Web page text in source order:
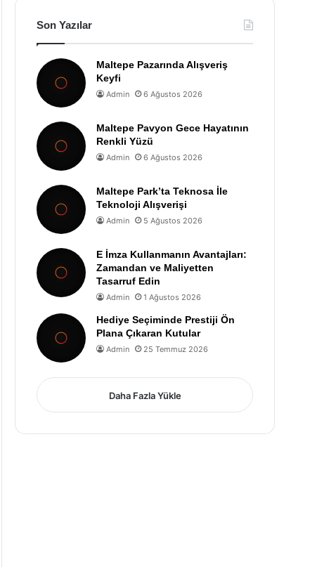
Son Yazılar
Maltepe Pazarında Alışveriş
Keyfi
Admin 6 Ağustos 2026
Maltepe Pavyon Gece Hayatının
Renkli Yüzü
Admin 6 Ağustos 2026
Maltepe Park’ta Teknosa İle
Teknoloji Alışverişi
Admin 5 Ağustos 2026
E İmza Kullanmanın Avantajları:
Zamandan ve Maliyetten
Tasarruf Edin
Admin 1 Ağustos 2026
Hediye Seçiminde Prestiji Ön
Plana Çıkaran Kutular
Admin 25 Temmuz 2026
Daha Fazla Yükle